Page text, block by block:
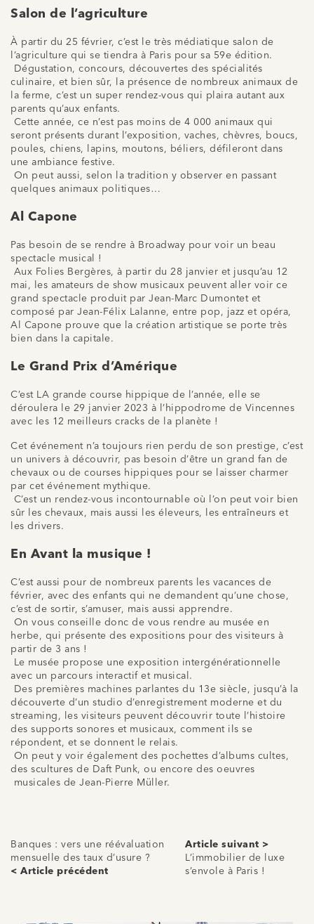
Salon de l’agriculture
À partir du 25 février, c’est le très médiatique salon de
l’agriculture qui se tiendra à Paris pour sa 59e édition.
Dégustation, concours, découvertes des spécialités
culinaire, et bien sûr, la présence de nombreux animaux de
la ferme, c’est un super rendez-vous qui plaira autant aux
parents qu’aux enfants.
Cette année, ce n’est pas moins de 4 000 animaux qui
seront présents durant l’exposition, vaches, chèvres, boucs,
poules, chiens, lapins, moutons, béliers, défileront dans
une ambiance festive.
On peut aussi, selon la tradition y observer en passant
quelques animaux politiques…
Al Capone
Pas besoin de se rendre à Broadway pour voir un beau
spectacle musical !
Aux Folies Bergères, à partir du 28 janvier et jusqu’au 12
mai, les amateurs de show musicaux peuvent aller voir ce
grand spectacle produit par Jean-Marc Dumontetet
composé par Jean-Félix Lalanne, entre pop, jazz et opéra,
Al Capone prouve que la création artistique se porte très
bien dans la capitale.
Le Grand Prix d’Amérique
C’est LA grande course hippique de l’année, elle se
déroulera le 29 janvier 2023 à l’hippodrome de Vincennes
avec les 12 meilleurs cracks de la planète !
Cet événement n’a toujours rien perdu de son prestige, c’est
un univers à découvrir, pas besoin d’être un grand fan de
chevaux ou de courses hippiques pour se laisser charmer
par cet événement mythique.
C’est un rendez-vous incontournable où l’on peut voir bien
sûr les chevaux, mais aussi les éleveurs, les entraîneurs et
les drivers.
En Avant la musique !
C’est aussi pour de nombreux parents les vacances de
février, avec des enfants qui ne demandent qu’une chose,
c’est de sortir, s’amuser, mais aussi apprendre.
On vous conseille donc de vous rendre au musée en
herbe, qui présente des expositions pour des visiteurs à
partir de 3 ans !
Le musée propose une exposition intergénérationnelle
avec un parcours interactif et musical.
Des premières machines parlantes du 13e siècle, jusqu’à la
découverte d’un studio d’enregistrement moderne et du
streaming, les visiteurs peuvent découvrir toute l’histoire
des supports sonores et musicaux, comment ils se
répondent, et se donnent le relais.
On peut y voir également des pochettes d’albums cultes,
des scultures de DaftPunk, ou encore des oeuvres
musicales de Jean-Pierre Müller.
Banques : vers une réévaluation
mensuelle des taux d’usure ?
< Article précédent
Article suivant >
L’immobilier de luxe
s’envole à Paris !